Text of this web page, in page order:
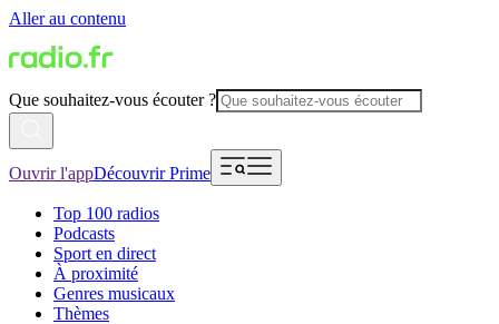
Aller au contenu
Que souhaitez-vous écouter ?
Ouvrir l'appDécouvrir Prime
Top 100 radios
Podcasts
Sport en direct
À proximité
Genres musicaux
Thèmes